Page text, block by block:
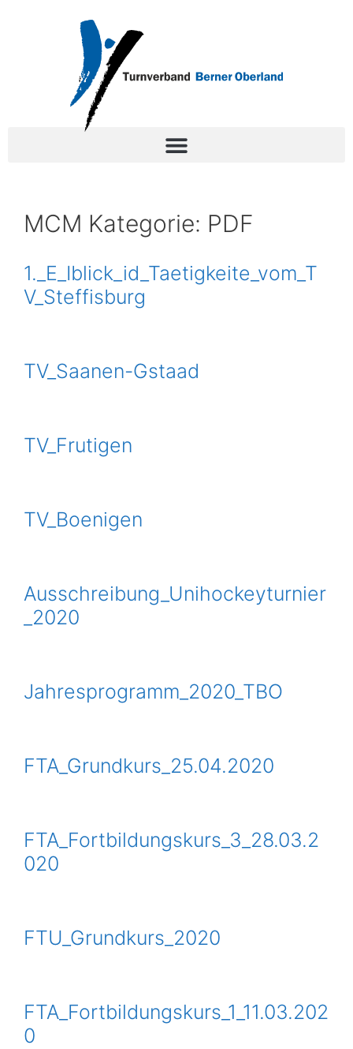
MCM Kategorie: PDF
1._E_Iblick_id_Taetigkeite_vom_T
V_Steffisburg
TV_Saanen-Gstaad
TV_Frutigen
TV_Boenigen
Ausschreibung_Unihockeyturnier
_2020
Jahresprogramm_2020_TBO
FTA_Grundkurs_25.04.2020
FTA_Fortbildungskurs_3_28.03.2
020
FTU_Grundkurs_2020
FTA_Fortbildungskurs_1_11.03.202
0